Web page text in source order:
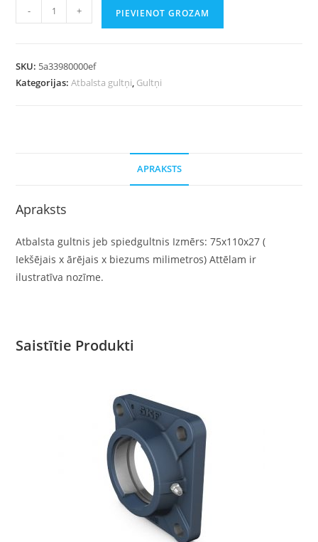
- + PIEVIENOT GROZAM
SKU: 5a33980000ef
Kategorijas:Atbalsta gultņi, Gultņi
APRAKSTS
Apraksts
Atbalsta gultnis jeb spiedgultnis Izmērs: 75x110x27 (
Iekšējais x ārējais x biezums milimetros) Attēlam ir
ilustratīva nozīme.
Saistītie Produkti